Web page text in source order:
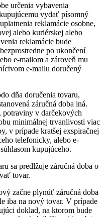
určenia vybavenia
vydať písomný
reklamácie osobne,
alebo kuriérskej alebo
reklamácie bude
po ukončení
e-mailom a zároveň mu
e-mailu doručený
dňa doručenia tovaru,
záručná doba iná.
potraviny v darčekových
minimálnej trvanlivosti viac
v prípade kratšej exspiračnej
telefonicky, alebo e-
kupujúceho.
sa predlžuje záručná doba o
tovar.
začne plynúť záručná doba
iba na nový tovar. V prípade
doklad, na ktorom bude